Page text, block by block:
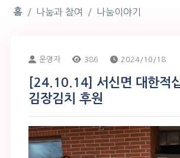
홈 나눔과 참여 나눔이야기
운영자 386 2024/10/18
[24.10.14] 서신면 대한적
김장김치 후원